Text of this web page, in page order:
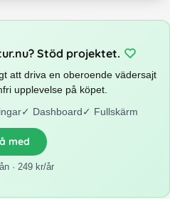
Stöd projektet.
att driva en oberoende vädersajt
upplevelse på köpet.
✓ Dashboard✓ Fullskärm
med
· 249 kr/år